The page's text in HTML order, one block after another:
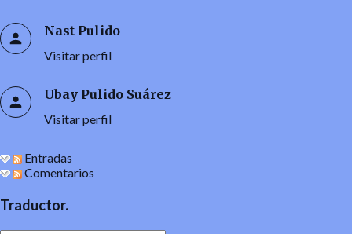
Nast Pulido
Visitar perfil
Ubay Pulido Suárez
Visitar perfil
Entradas
Comentarios
Traductor.